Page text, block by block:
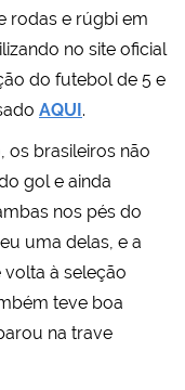
rodas e rúgbi em
no site oficial
do futebol de 5 e
AQUI.
brasileiros não
gol e ainda
nos pés do
uma delas, e a
volta à seleção
teve boa
na trave